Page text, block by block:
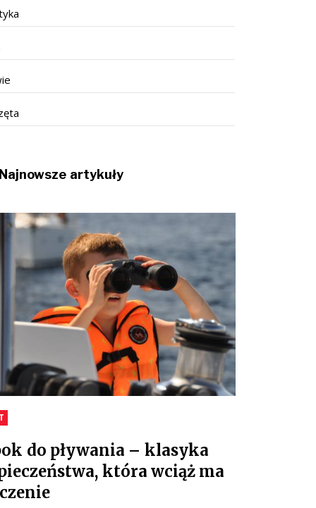
artykuły
do pływania – klasyka
która wciąż ma